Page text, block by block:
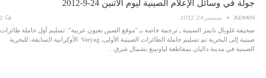
جولة في وسائل الإعلام الصينية ليوم الاثنين 24-9-2012
ADMIN سبتمبر 24, 2012
صحيفة غلوبال تايمز الصينية ـ ترجمة خاصة بـ "موقع الصين بعيون عربية": تسليم أول حاملة طائرات
صينية إلى البحرية تم تسليم حاملة الطائرات الصينية الأولى، Varyag الأوكرانية السابقة، للبحرية
الصينية في مدينة داليان بمقاطعة لياونينغ بشمال شرق…